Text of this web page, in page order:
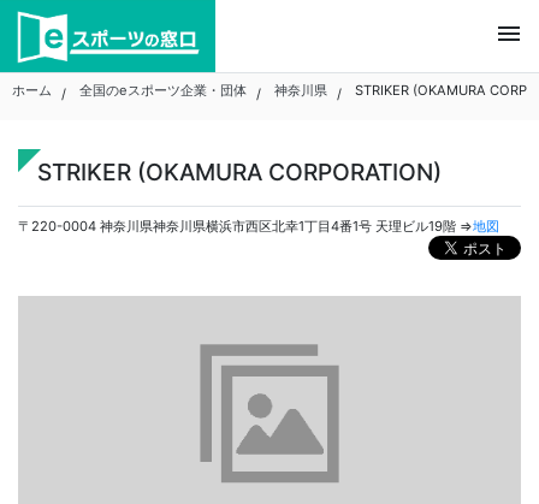
Skip
content
menu
ホーム 全国のeスポーツ企業・団体 神奈川県 STRIKER (OKAMURA
STRIKER (OKAMURA CORPORATION)
〒220-0004 神奈川県神奈川県横浜市西区北幸1丁目4番1号 天理ビル19階 ⇒地図